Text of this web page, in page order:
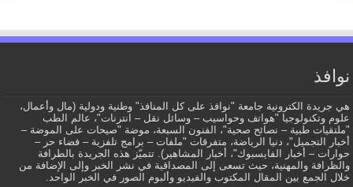
نوافذ
هي جريدة الكترونية جامعة "نوافذ على كل المنافذ" وطنية ودولية (مال وأعمال،
علوم وتكنولوجيا "هواتف وحواسيب – وسائل نقل – انترنات"، عالم الطب
"ملتقيات طبية – نصائح صحية"، الفنون السبعة، موضة "صيحات على الموضة –
أخبار التجميل"، دنيا الرياضة، متفرقات "ملفات – برامج تلفزية – فضاء حر –
حوارات – أخبار الفايسبوك"، أخبار المشاهير). تتميّز هذه الجريدة بالطرافة
والظرافة والمهنية، حيث تسعى إلى المصداقية في نشر الخبر وإلى الإضافة من
خلال الجمع بين المقال المكتوب والفيديو وألبوم الصور في الخبر الواحد.